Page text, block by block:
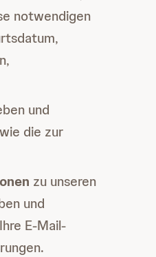
notwendigen
und
die zur
zu unseren
und
E-Mail-